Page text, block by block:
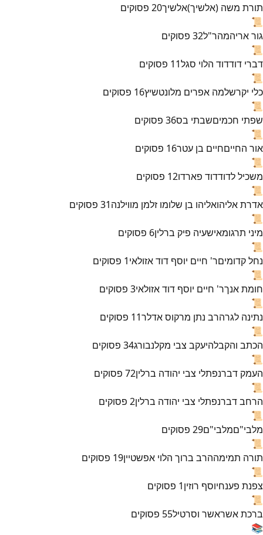
תורת משה (אלשיך)אלשיך20 פסוקים
📜
גור אריהמהר"ל32 פסוקים
📜
דברי דודדוד הלוי סגל11 פסוקים
📜
כלי יקרשלמה אפרים מלונטשיץ16 פסוקים
📜
שפתי חכמיםשבתי בס36 פסוקים
📜
אור החייםחיים בן עטר16 פסוקים
📜
משכיל לדודדוד פארדו12 פסוקים
📜
אדרת אליהואליהו בן שלומו זלמן מווילנה31 פסוקים
📜
מיני תרגומאישעיה פיק ברלין6 פסוקים
📜
נחל קדומיםר' חיים יוסף דוד אזולאי1 פסוקים
📜
חומת אנךר' חיים יוסף דוד אזולאי3 פסוקים
📜
נתינה לגרהרב נתן מרקוס אדלר11 פסוקים
📜
הכתב והקבלהיעקב צבי מקלנבורג34 פסוקים
📜
העמק דברנפתלי צבי יהודה ברלין72 פסוקים
📜
הרחב דברנפתלי צבי יהודה ברלין2 פסוקים
📜
מלבי"םמלבי"ם29 פסוקים
📜
תורה תמימההרב ברוך הלוי אפשטיין19 פסוקים
📜
צפנת פענחיוסף רוזין1 פסוקים
📜
ברכת אשראשר וסרטיל55 פסוקים
📚